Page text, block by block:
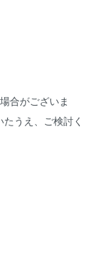
合がございま
うえ、ご検討く